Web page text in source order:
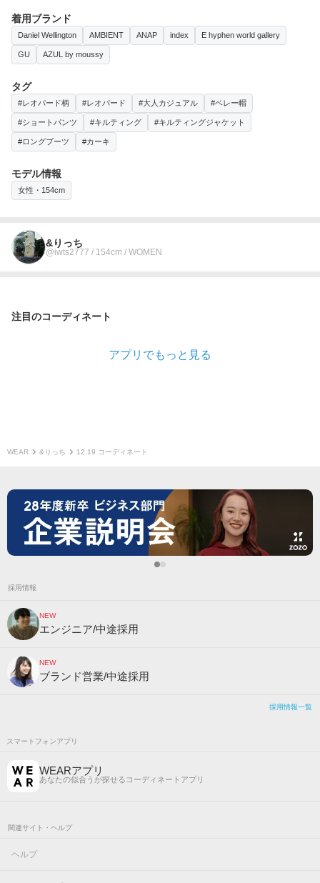
着用ブランド
Daniel Wellington AMBIENT ANAP index E hyphen world gallery
GU AZUL by moussy
タグ
#レオパード柄 #レオパード #大人カジュアル #ベレー帽
#ショートパンツ #キルティング #キルティングジャケット
#ロングブーツ #カーキ
モデル情報
女性・154cm
&りっち
@iwts2777 / 154cm / WOMEN
注目のコーディネート
アプリでもっと見る
WEAR &りっち 12.19 コーディネート
採用情報
NEW
エンジニア/中途採用
NEW
ブランド営業/中途採用
採用情報一覧
スマートフォンアプリ
WEARアプリ
あなたの似合うが探せるコーディネートアプリ
関連サイト・ヘルプ
ヘルプ